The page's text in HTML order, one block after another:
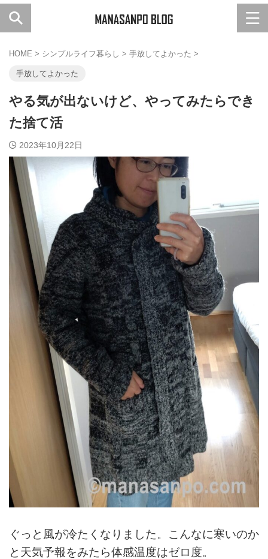
HOME > シンプルライフ暮らし > 手放してよかった >
手放してよかった
やる気が出ないけど、やってみたらでき
た捨て活
2023年10月22日
ぐっと風が冷たくなりました。こんなに寒いのか
と天気予報をみたら体感温度はゼロ度。